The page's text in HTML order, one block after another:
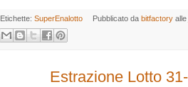
Etichette: SuperEnalotto Pubblicato da bitfactory alle
Estrazione Lotto